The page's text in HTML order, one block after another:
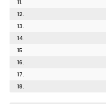
11.
12.
13.
14.
15.
16.
17.
18.